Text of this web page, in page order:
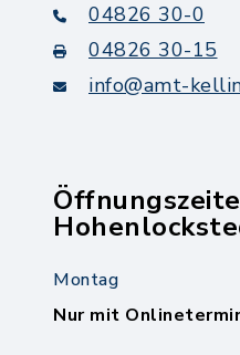
04826 30-0
04826 30-15
info@amt-
Montag
Nur mit